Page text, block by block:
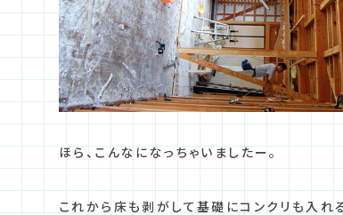
ほら、こんなになっちゃいましたー。
これから床も剥がして基礎にコンクリも入れ